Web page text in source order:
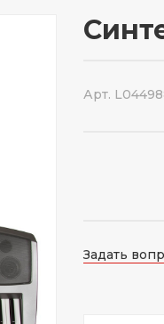
Арт.
Задать